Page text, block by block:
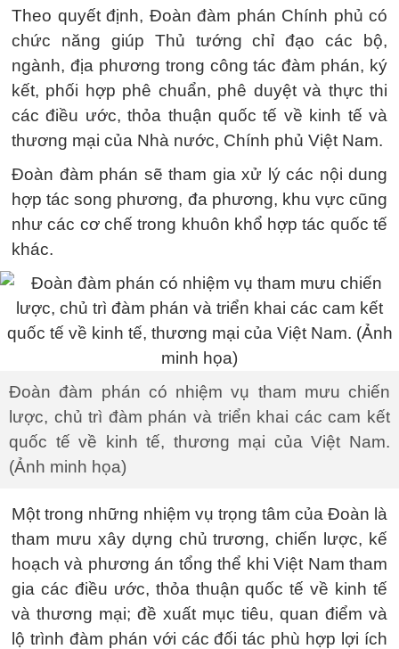
Theo quyết định, Đoàn đàm phán Chính phủ có
chức năng giúp Thủ tướng chỉ đạo các bộ,
ngành, địa phương trong công tác đàm phán, ký
kết, phối hợp phê chuẩn, phê duyệt và thực thi
các điều ước, thỏa thuận quốc tế về kinh tế và
thương mại của Nhà nước, Chính phủ Việt Nam.
Đoàn đàm phán sẽ tham gia xử lý các nội dung
hợp tác song phương, đa phương, khu vực cũng
như các cơ chế trong khuôn khổ hợp tác quốc tế
khác.
Đoàn đàm phán có nhiệm vụ tham mưu chiến
lược, chủ trì đàm phán và triển khai các cam kết
quốc tế về kinh tế, thương mại của Việt Nam.
(Ảnh minh họa)
Một trong những nhiệm vụ trọng tâm của Đoàn là
tham mưu xây dựng chủ trương, chiến lược, kế
hoạch và phương án tổng thể khi Việt Nam tham
gia các điều ước, thỏa thuận quốc tế về kinh tế
và thương mại; đề xuất mục tiêu, quan điểm và
lộ trình đàm phán với các đối tác phù hợp lợi ích